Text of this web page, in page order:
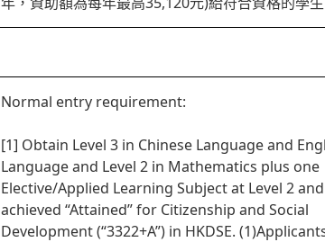
Normal entry requirement:
[1] Obtain Level 3 in Chinese Language and
Language and Level 2 in Mathematics plus one
Elective/Applied Learning Subject at Level 2 and
achieved “Attained” for Citizenship and Social
Development (“3322+A”) in HKDSE.